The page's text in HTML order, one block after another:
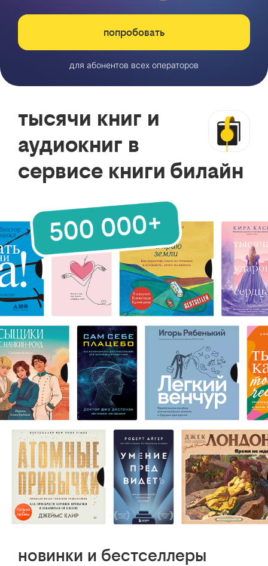
попробовать
для абонентов всех операторов
тысячи книг и
аудиокниг в
сервисе книги билайн
новинки и бестселлеры